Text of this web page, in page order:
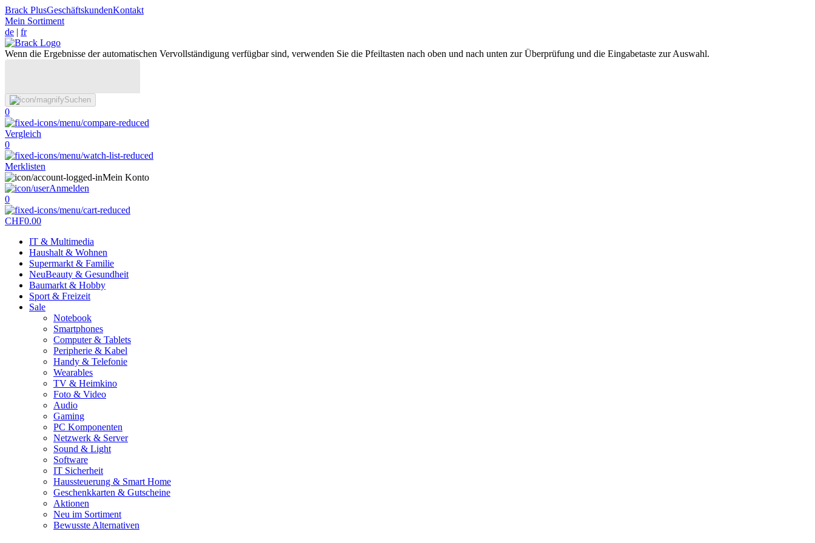
Brack PlusGeschäftskundenKontakt
Mein Sortiment
de | fr
Wenn die Ergebnisse der automatischen Vervollständigung verfügbar sind, verwenden Sie die Pfeiltasten nach oben und nach unten zur Überprüfung und die Eingabetaste zur Auswahl.
Suchen
0
Vergleich
0
Merklisten
Mein Konto
Anmelden
0
CHF0.00
IT & Multimedia
Haushalt & Wohnen
Supermarkt & Familie
NeuBeauty & Gesundheit
Baumarkt & Hobby
Sport & Freizeit
Sale
Notebook
Smartphones
Computer & Tablets
Peripherie & Kabel
Handy & Telefonie
Wearables
TV & Heimkino
Foto & Video
Audio
Gaming
PC Komponenten
Netzwerk & Server
Sound & Light
Software
IT Sicherheit
Haussteuerung & Smart Home
Geschenkkarten & Gutscheine
Aktionen
Neu im Sortiment
Bewusste Alternativen